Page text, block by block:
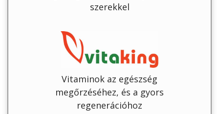
szerekkel
Vitaminok az egészség
megőrzéséhez, és a gyors
regenerációhoz